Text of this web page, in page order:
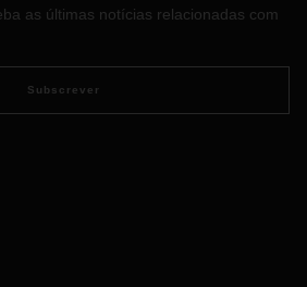
as últimas notícias relacionadas com
Subscrever